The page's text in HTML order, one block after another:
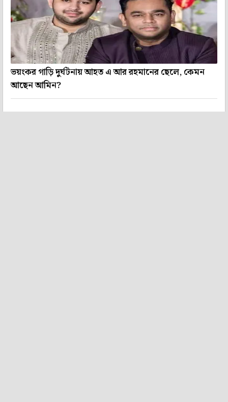
ভয়ংকর গাড়ি দুর্ঘটনায় আহত এ আর রহমানের ছেলে, কেমন
আছেন আমিন?